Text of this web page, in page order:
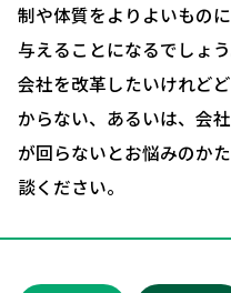
社会保険・給与計算
労務システム管理に
お客様の声
ブログ＆ニュース
会社概要
お問い合わせ・相談
制や体質をよりよいもの
与えることになるでしょう
会社を改革したいけれど
からない、あるいは、会
が回らないとお悩みのか
談ください。